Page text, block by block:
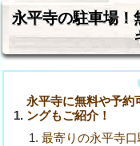
永平寺の駐車場！
永平寺に無料や予約
ングもご紹介！
最寄りの永平寺